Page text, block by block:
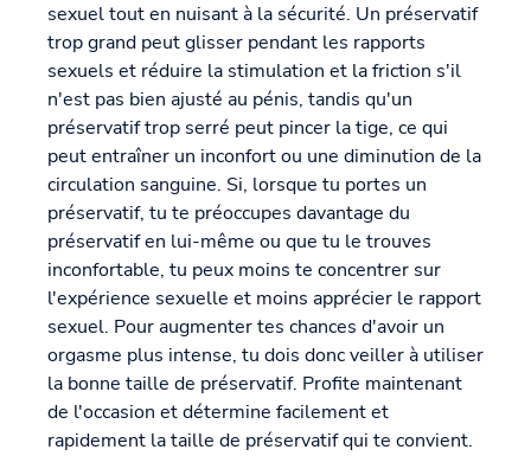
sexuel tout en nuisant à la sécurité. Un préservatif
trop grand peut glisser pendant les rapports
sexuels et réduire la stimulation et la friction s'il
n'est pas bien ajusté au pénis, tandis qu'un
préservatif trop serré peut pincer la tige, ce qui
peut entraîner un inconfort ou une diminution de la
circulation sanguine. Si, lorsque tu portes un
préservatif, tu te préoccupes davantage du
préservatif en lui-même ou que tu le trouves
inconfortable, tu peux moins te concentrer sur
l'expérience sexuelle et moins apprécier le rapport
sexuel. Pour augmenter tes chances d'avoir un
orgasme plus intense, tu dois donc veiller à utiliser
la bonne taille de préservatif. Profite maintenant
de l'occasion et détermine facilement et
rapidement la taille de préservatif qui te convient.